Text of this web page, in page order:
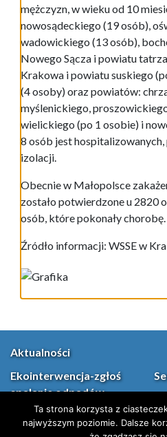
mężczyzn, w wieku od 10
nowosądeckiego (19 osób),
wadowickiego (13 osób),
Nowego Sącza i powiatu
Krakowa i powiatu suskiego
(4 osoby) oraz powiatów:
myślenickiego,
wielickiego (po 1 osobie) i
8 osób jest
izolacji.
Obecnie w Małopolsce
zostało potwierdzone u 2820
osób, które pokonały chorobę.
Źródło informacji: WSSE w
Aktualności
Ekointerwencja-zgłoś
spalanie odpadów
Ta strona korzysta z
najwyższym poziomie. Dalsze